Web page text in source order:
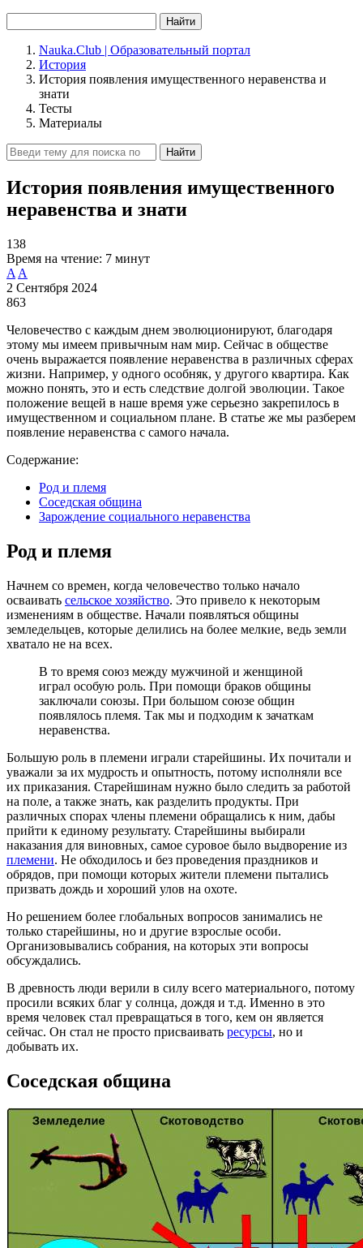
Найти
Nauka.Club | Образовательный портал
История
История появления имущественного неравенства и
знати
Тесты
Материалы
Найти
История появления имущественного
неравенства и знати
138
Время на чтение: 7 минут
A A
2 Сентября 2024
863
Человечество с каждым днем эволюционируют, благодаря
этому мы имеем привычным нам мир. Сейчас в обществе
очень выражается появление неравенства в различных сферах
жизни. Например, у одного особняк, у другого квартира. Как
можно понять, это и есть следствие долгой эволюции. Такое
положение вещей в наше время уже серьезно закрепилось в
имущественном и социальном плане. В статье же мы разберем
появление неравенства с самого начала.
Содержание:
Род и племя
Соседская община
Зарождение социального неравенства
Род и племя
Начнем со времен, когда человечество только начало
осваивать сельское хозяйство. Это привело к некоторым
изменениям в обществе. Начали появляться общины
земледельцев, которые делились на более мелкие, ведь земли
хватало не на всех.
В то время союз между мужчиной и женщиной
играл особую роль. При помощи браков общины
заключали союзы. При большом союзе общин
появлялось племя. Так мы и подходим к зачаткам
неравенства.
Большую роль в племени играли старейшины. Их почитали и
уважали за их мудрость и опытность, потому исполняли все
их приказания. Старейшинам нужно было следить за работой
на поле, а также знать, как разделить продукты. При
различных спорах члены племени обращались к ним, дабы
прийти к единому результату. Старейшины выбирали
наказания для виновных, самое суровое было выдворение из
племени. Не обходилось и без проведения праздников и
обрядов, при помощи которых жители племени пытались
призвать дождь и хороший улов на охоте.
Но решением более глобальных вопросов занимались не
только старейшины, но и другие взрослые особи.
Организовывались собрания, на которых эти вопросы
обсуждались.
В древность люди верили в силу всего материального, потому
просили всяких благ у солнца, дождя и т.д. Именно в это
время человек стал превращаться в того, кем он является
сейчас. Он стал не просто присваивать ресурсы, но и
добывать их.
Соседская община